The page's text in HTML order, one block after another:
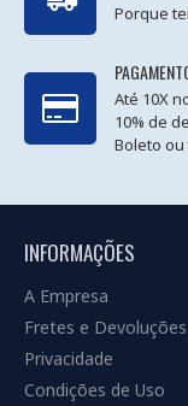
Porque
Até 10X
10% de
Boleto
INFORMAÇÕES
A Empresa
Fretes e Devoluções
Privacidade
Condições de Uso